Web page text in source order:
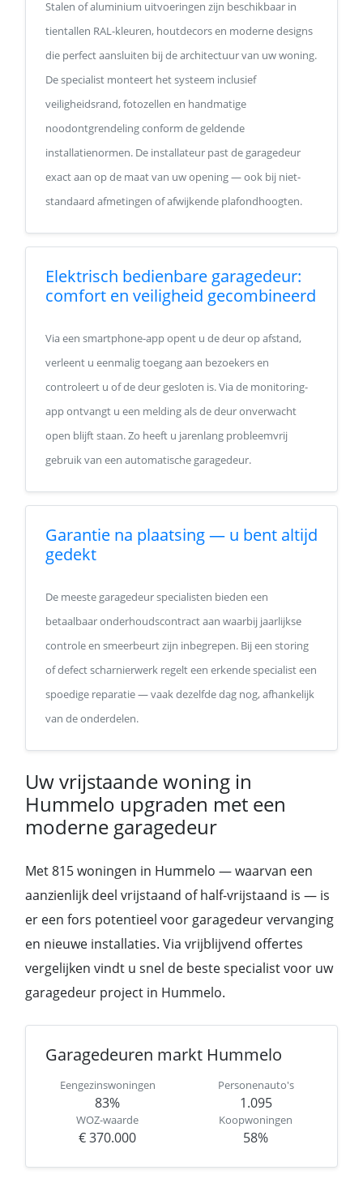
Stalen of aluminium uitvoeringen zijn beschikbaar in
tientallen RAL-kleuren, houtdecors en moderne designs
die perfect aansluiten bij de architectuur van uw woning.
De specialist monteert het systeem inclusief
veiligheidsrand, fotozellen en handmatige
noodontgrendeling conform de geldende
installatienormen. De installateur past de garagedeur
exact aan op de maat van uw opening — ook bij niet-
standaard afmetingen of afwijkende plafondhoogten.
Elektrisch bedienbare garagedeur:
comfort en veiligheid gecombineerd
Via een smartphone-app opent u de deur op afstand,
verleent u eenmalig toegang aan bezoekers en
controleert u of de deur gesloten is. Via de monitoring-
app ontvangt u een melding als de deur onverwacht
open blijft staan. Zo heeft u jarenlang probleemvrij
gebruik van een automatische garagedeur.
Garantie na plaatsing — u bent altijd
gedekt
De meeste garagedeur specialisten bieden een
betaalbaar onderhoudscontract aan waarbij jaarlijkse
controle en smeerbeurt zijn inbegrepen. Bij een storing
of defect scharnierwerk regelt een erkende specialist een
spoedige reparatie — vaak dezelfde dag nog, afhankelijk
van de onderdelen.
Uw vrijstaande woning in
Hummelo upgraden met een
moderne garagedeur
Met 815 woningen in Hummelo — waarvan een
aanzienlijk deel vrijstaand of half-vrijstaand is — is
er een fors potentieel voor garagedeur vervanging
en nieuwe installaties. Via vrijblijvend offertes
vergelijken vindt u snel de beste specialist voor uw
garagedeur project in Hummelo.
Garagedeuren markt Hummelo
Eengezinswoningen
83%
Personenauto's
1.095
WOZ-waarde
€ 370.000
Koopwoningen
58%